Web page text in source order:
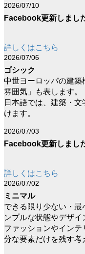
2026/07/10
Facebook更新しまし
詳しくはこちら
2026/07/06
ゴシック
中世ヨーロッパの建
雰囲気」も表します。
日本語では、建築・
けます。
2026/07/03
Facebook更新しまし
詳しくはこちら
2026/07/02
ミニマル
できる限り少ない・
ンプルな状態やデザイ
ファッションやイン
分な要素だけを残す考